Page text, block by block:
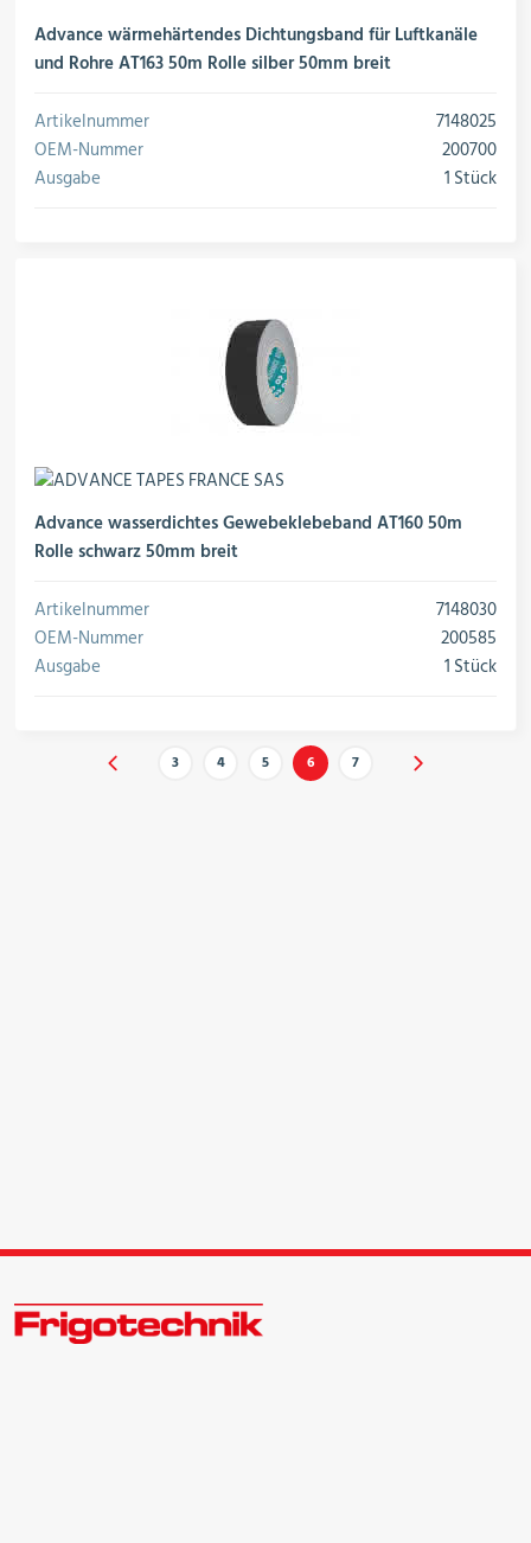
Advance wärmehärtendes Dichtungsband für Luftkanäle
und Rohre AT163 50m Rolle silber 50mm breit
Artikelnummer
7148025
OEM-Nummer
200700
Ausgabe
1 Stück
Advance wasserdichtes Gewebeklebeband AT160 50m
Rolle schwarz 50mm breit
Artikelnummer
7148030
OEM-Nummer
200585
Ausgabe
1 Stück
3 4 5 6 7